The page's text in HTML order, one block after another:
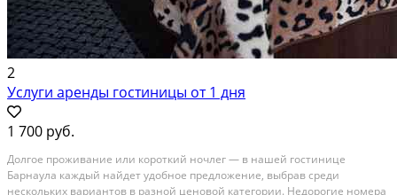
2
Услуги аренды гостиницы от 1 дня
1 700 руб.
Долгое проживание или короткий ночлег — в нашей гостинице
Барнаула каждый найдет удобное предложение, выбрав среди
нескольких вариантов в разной ценовой категории. Недорогие номера